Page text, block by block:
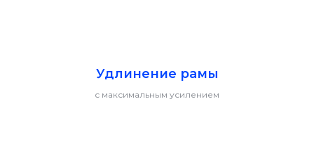
Удлинение рамы
с максимальным усилением